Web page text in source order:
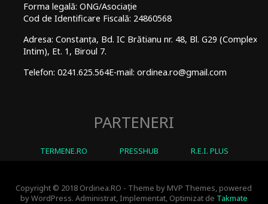
Forma legală: ONG/Asociație
Cod de Identificare Fiscală: 24860568
Adresa: Constanța, Bd. IC Brătianu nr. 48, Bl. G29 (Complex
Intim), Et. 1, Biroul 7.
Telefon: 0241.625.564E-mail: ordinea.ro@gmail.com
PARTENERI
TERMENE.RO PRESSHUB R.E.I. PLUS
Copyright © 2018 Ordinea.RO - Theme by MVP Themes, powered
by WordPress. Administrat, Implementat, Optimizat de Takmate